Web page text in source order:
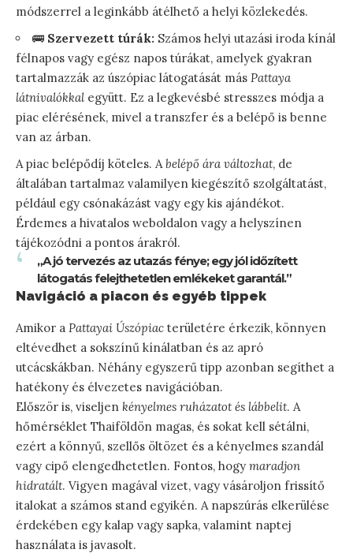
módszerrel a leginkább átélhető a helyi közlekedés.
🚌 Szervezett túrák: Számos helyi utazási iroda kínál
félnapos vagy egész napos túrákat, amelyek gyakran
tartalmazzák az úszópiac látogatását más Pattaya
látnivalókkal együtt. Ez a legkevésbé stresszes módja a
piac elérésének, mivel a transzfer és a belépő is benne
van az árban.
A piac belépődíj köteles. A belépő ára változhat, de
általában tartalmaz valamilyen kiegészítő szolgáltatást,
például egy csónakázást vagy egy kis ajándékot.
Érdemes a hivatalos weboldalon vagy a helyszínen
tájékozódni a pontos árakról.
„A jó tervezés az utazás fénye; egy jól időzített
látogatás felejthetetlen emlékeket garantál.”
Navigáció a piacon és egyéb tippek
Amikor a Pattayai Úszópiac területére érkezik, könnyen
eltévedhet a sokszínű kínálatban és az apró
utcácskákban. Néhány egyszerű tipp azonban segíthet a
hatékony és élvezetes navigációban.
Először is, viseljen kényelmes ruházatot és lábbelit. A
hőmérséklet Thaiföldön magas, és sokat kell sétálni,
ezért a könnyű, szellős öltözet és a kényelmes szandál
vagy cipő elengedhetetlen. Fontos, hogy maradjon
hidratált. Vigyen magával vizet, vagy vásároljon frissítő
italokat a számos stand egyikén. A napszúrás elkerülése
érdekében egy kalap vagy sapka, valamint naptej
használata is javasolt.